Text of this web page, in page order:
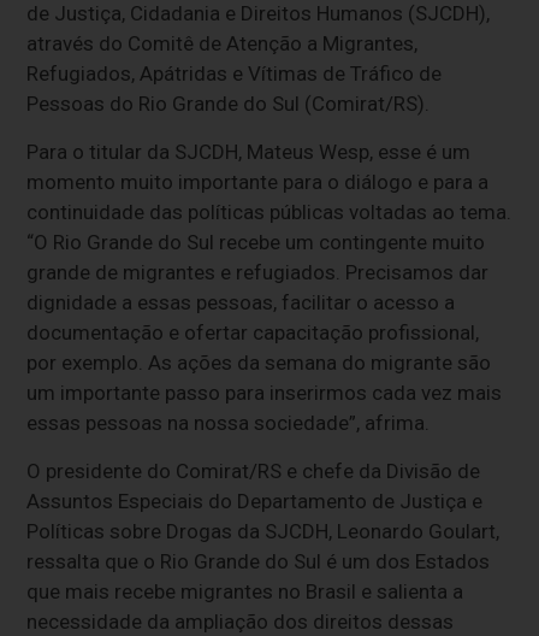
de Justiça, Cidadania e Direitos Humanos (SJCDH),
através do Comitê de Atenção a Migrantes,
Refugiados, Apátridas e Vítimas de Tráfico de
Pessoas do Rio Grande do Sul (Comirat/RS).
Para o titular da SJCDH, Mateus Wesp, esse é um
momento muito importante para o diálogo e para a
continuidade das políticas públicas voltadas ao tema.
“O Rio Grande do Sul recebe um contingente muito
grande de migrantes e refugiados. Precisamos dar
dignidade a essas pessoas, facilitar o acesso a
documentação e ofertar capacitação profissional,
por exemplo. As ações da semana do migrante são
um importante passo para inserirmos cada vez mais
essas pessoas na nossa sociedade”, afrima.
O presidente do Comirat/RS e chefe da Divisão de
Assuntos Especiais do Departamento de Justiça e
Políticas sobre Drogas da SJCDH, Leonardo Goulart,
ressalta que o Rio Grande do Sul é um dos Estados
que mais recebe migrantes no Brasil e salienta a
necessidade da ampliação dos direitos dessas